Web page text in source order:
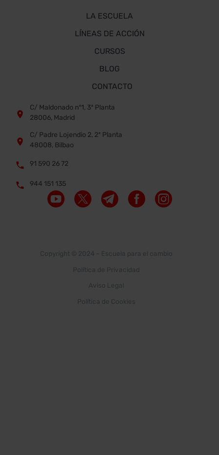
LA ESCUELA
LÍNEAS DE ACCIÓN
CURSOS
BLOG
CONTACTO


C/ Maldonado nº1, 3ª Planta
28006, Madrid


C/ Padre Lojendio 2, 2º Planta
48008, Bilbao

 91 590 26 72

 944 151 135
Copyright © 2024 – Escuela para el cambio
Política de Privacidad
Aviso Legal
Política de Cookies